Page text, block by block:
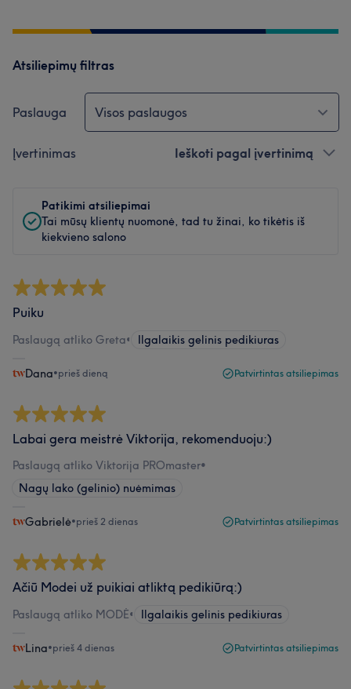
Atsiliepimų filtras
Paslauga Visos paslaugos
Įvertinimas Ieškoti pagal įvertinimą
Patikimi atsiliepimai
Tai mūsų klientų nuomonė, tad tu žinai, ko tikėtis iš
kiekvieno salono
Puiku
Paslaugą atliko Greta• Ilgalaikis gelinis pedikiuras
Dana•prieš dieną Patvirtintas atsiliepimas
Labai gera meistrė Viktorija, rekomenduoju:)
Paslaugą atliko Viktorija PROmaster•
Nagų lako (gelinio) nuėmimas
Gabrielė•prieš 2 dienas Patvirtintas atsiliepimas
Ačiū Modei už puikiai atliktą pedikiūrą:)
Paslaugą atliko MODĖ• Ilgalaikis gelinis pedikiuras
Lina•prieš 4 dienas Patvirtintas atsiliepimas